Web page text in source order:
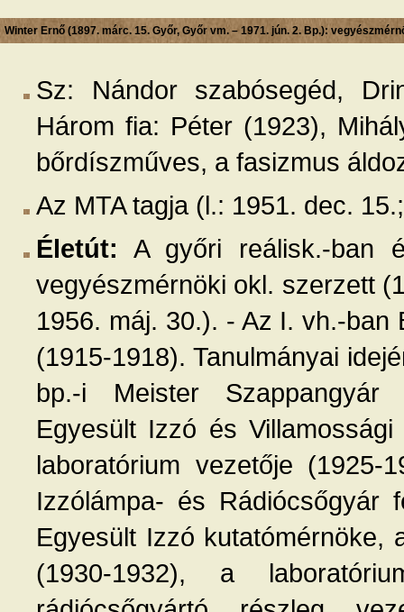
Winter Ernő (1897. márc. 15. Győr, Győr vm. – 1971. jún. 2. Bp.):
Sz: Nándor szabósegéd,
Három fia: Péter (1923),
bőrdíszműves, a fasizmus
Az MTA tagja (l.: 1951. dec.
Életút: A győri reálisk.-ban
vegyészmérnöki okl. szerzett
1956. máj. 30.). - Az I. vh.-
(1915-1918). Tanulmányai
bp.-i Meister Szappangyár
Egyesült Izzó és
laboratórium vezetője (1925-
Izzólámpa- és Rádiócsőgyár
Egyesült Izzó kutatómérnöke,
(1930-1932), a